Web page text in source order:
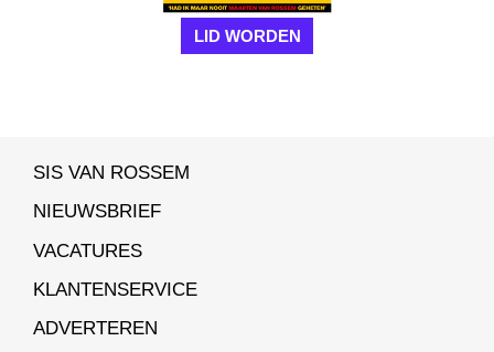
LID WORDEN
SIS VAN ROSSEM
NIEUWSBRIEF
VACATURES
KLANTENSERVICE
ADVERTEREN